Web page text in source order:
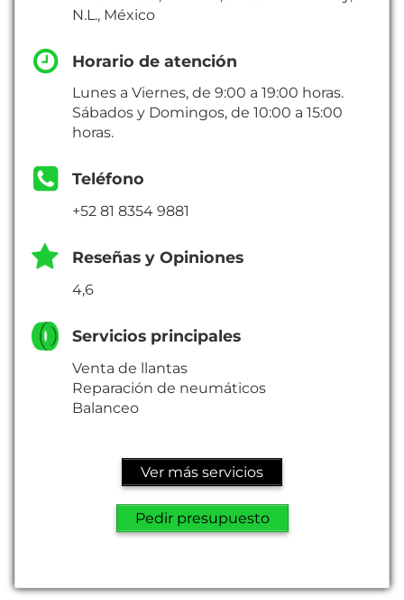
N.L., México
Horario de atención
Lunes a Viernes, de 9:00 a 19:00 horas.
Sábados y Domingos, de 10:00 a 15:00
horas.
Teléfono
+52 81 8354 9881
Reseñas y Opiniones
4,6
Servicios principales
Venta de llantas
Reparación de neumáticos
Balanceo
Ver más servicios
Pedir presupuesto